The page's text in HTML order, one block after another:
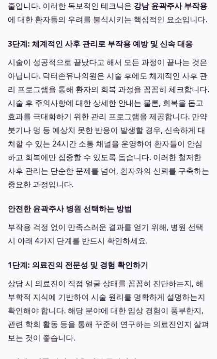
줄입니다. 이러한 독보적인 테크닉은 강남 윤곽주사 부작용
에 대한 환자들의 우려를 불식시키는 핵심적인 요소입니다.
3단계: 체계적인 사후 관리로 부작용 예방 및 신속 대응
시술이 성공적으로 끝났다고 해서 모든 과정이 끝나는 것은
아닙니다. 닥터손유나의원은 시술 후에도 체계적인 사후 관
리 프로그램을 통해 환자의 회복 과정을 꼼꼼히 체크합니다.
시술 후 주의사항에 대한 상세한 안내는 물론, 회복을 돕고
효과를 극대화하기 위한 관리 프로그램을 제공합니다. 만약
붓기나 멍 등 예상치 못한 반응이 발생할 경우, 신속하게 대
처할 수 있는 24시간 소통 채널을 운영하여 환자들이 안심
하고 회복에만 집중할 수 있도록 돕습니다. 이러한 철저한
사후 관리는 단순한 문제를 넘어, 환자와의 신뢰를 구축하는
중요한 과정입니다.
안전한 윤곽주사 병원 선택하는 방법
부작용 걱정 없이 만족스러운 결과를 얻기 위해, 병원 선택
시 아래 4가지 단계를 반드시 확인하세요.
1단계: 의료진의 전문성 및 경험 확인하기
상담 시 의료진이 직접 얼굴 상태를 꼼꼼히 진단하는지, 해
부학적 지식에 기반하여 시술 원리를 명확하게 설명하는지
확인해야 합니다. 해당 분야에 대한 임상 경험이 풍부한지,
관련 학회 활동 등을 통해 꾸준히 연구하는 의료진인지 살펴
보는 것이 좋습니다.